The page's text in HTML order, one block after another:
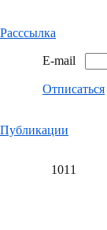
Расссылка
E-mail
Отписаться
Публикации
1011